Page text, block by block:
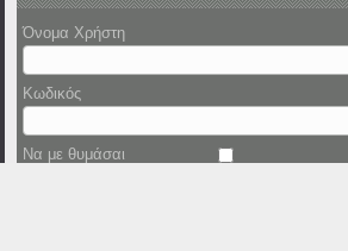
Όνομα Χρήστη
Κωδικός
Να με θυμάσαι